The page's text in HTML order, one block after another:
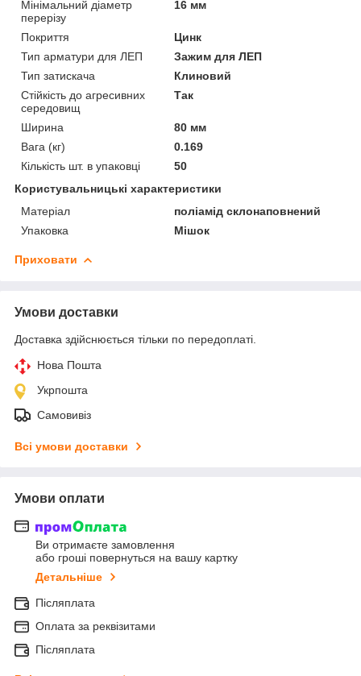
Мінімальний діаметр
перерізу
16 мм
Покриття
Цинк
Тип арматури для ЛЕП
Зажим для ЛЕП
Тип затискача
Клиновий
Стійкість до агресивних
середовищ
Так
Ширина
80 мм
Вага (кг)
0.169
Кількість шт. в упаковці
50
Користувальницькі характеристики
Матеріал
поліамід склонаповнений
Упаковка
Мішок
Приховати
Умови доставки
Доставка здійснюється тільки по передоплаті.
Нова Пошта
Укрпошта
Самовивіз
Всі умови доставки
Умови оплати
Ви отримаєте замовлення
або гроші повернуться на вашу картку
Детальніше
Післяплата
Оплата за реквізитами
Післяплата